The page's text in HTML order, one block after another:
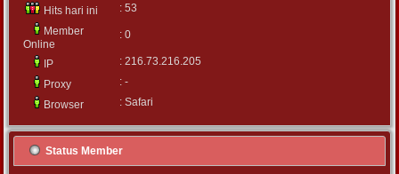
Hits hari ini
: 53
Member
Online
: 0
IP
: 216.73.216.205
Proxy
: -
Browser
: Safari
Status Member